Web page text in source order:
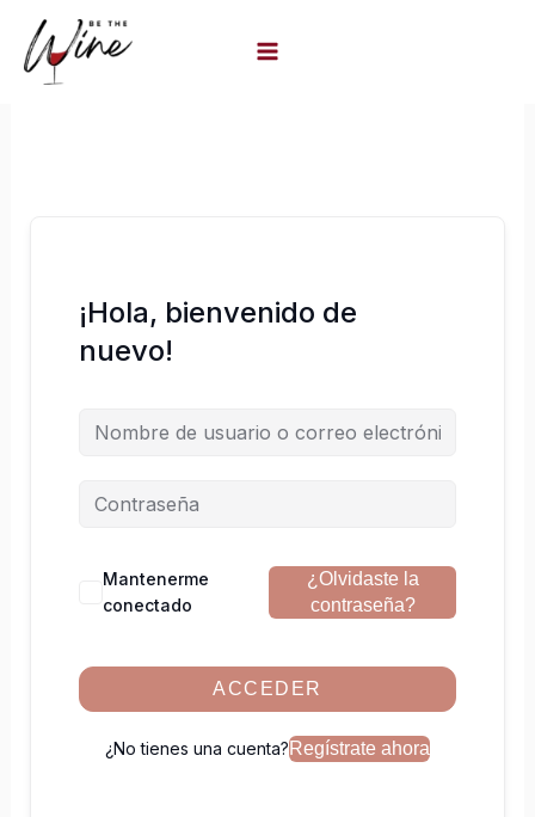
contenido
¡Hola, bienvenido de
nuevo!
Mantenerme
conectado
¿Olvidaste la
contraseña?
ACCEDER
¿No tienes una cuenta?Regístrate ahora